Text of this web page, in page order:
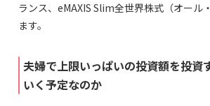
ランス、eMAXIS Slim全世界株式（オール
ます。
夫婦で上限いっぱいの投資額を投資
いく予定なのか